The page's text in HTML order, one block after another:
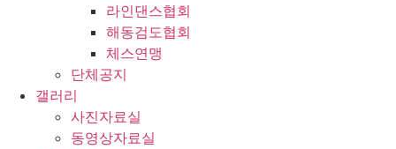
라인댄스협회
해동검도협회
체스연맹
단체공지
갤러리
사진자료실
동영상자료실